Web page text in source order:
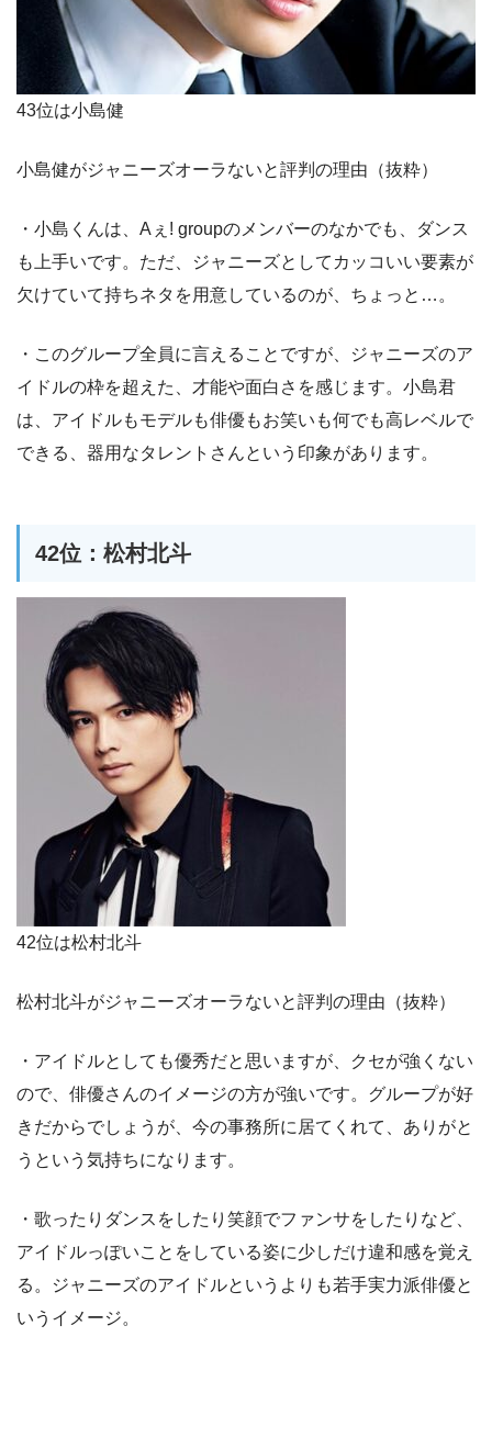
43位は小島健
小島健がジャニーズオーラないと評判の理由（抜粋）
・小島くんは、Aぇ! groupのメンバーのなかでも、ダンス
も上手いです。ただ、ジャニーズとしてカッコいい要素が
欠けていて持ちネタを用意しているのが、ちょっと…。
・このグループ全員に言えることですが、ジャニーズのア
イドルの枠を超えた、才能や面白さを感じます。小島君
は、アイドルもモデルも俳優もお笑いも何でも高レベルで
できる、器用なタレントさんという印象があります。
42位：松村北斗
42位は松村北斗
松村北斗がジャニーズオーラないと評判の理由（抜粋）
・アイドルとしても優秀だと思いますが、クセが強くない
ので、俳優さんのイメージの方が強いです。グループが好
きだからでしょうが、今の事務所に居てくれて、ありがと
うという気持ちになります。
・歌ったりダンスをしたり笑顔でファンサをしたりなど、
アイドルっぽいことをしている姿に少しだけ違和感を覚え
る。ジャニーズのアイドルというよりも若手実力派俳優と
いうイメージ。